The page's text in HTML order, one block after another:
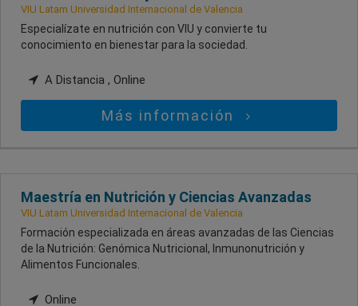
VIU Latam Universidad Internacional de Valencia
Especialízate en nutrición con VIU y convierte tu
conocimiento en bienestar para la sociedad.
A Distancia , Online
Más información
Maestría en Nutrición y Ciencias Avanzadas
VIU Latam Universidad Internacional de Valencia
Formación especializada en áreas avanzadas de las Ciencias
de la Nutrición: Genómica Nutricional, Inmunonutrición y
Alimentos Funcionales.
Online